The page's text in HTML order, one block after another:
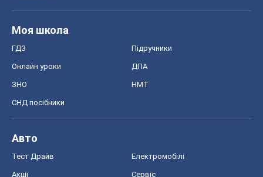
Моя школа
ГДЗ Підручники
Онлайн уроки ДПА
ЗНО НМТ
СНД посібники
Авто
Тест Драйв Електромобілі
Акції Сервіс